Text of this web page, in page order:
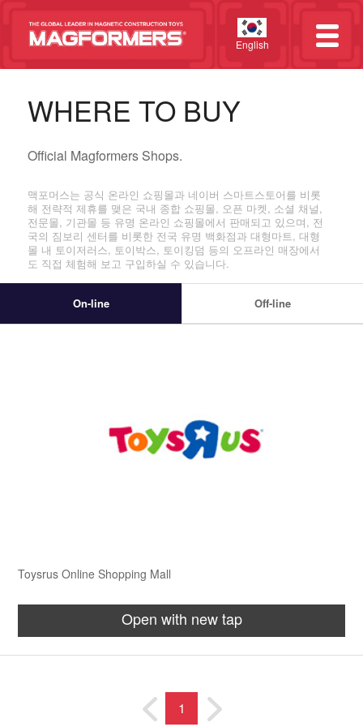
English
WHERE TO BUY
Official Magformers Shops.
맥포머스는 공식 온라인 쇼핑몰과 네이버 스마트스토어를 비롯
해 전략적 제휴를 맺은 국내 종합 쇼핑몰, 오픈 마켓, 소셜 채널,
전문몰, 기관몰 등 유명 온라인 쇼핑몰에서 판매되고 있으며, 전
국의 짐보리 센터를 비롯한 전국 유명 백화점과 대형마트, 대형
몰 내 토이저러스, 토이박스, 토이킹덤 등의 오프라인 매장에서
도 직접 체험해 보고 구입하실 수 있습니다.
On-line Off-line
Toysrus Online Shopping Mall
Open with new tap
1